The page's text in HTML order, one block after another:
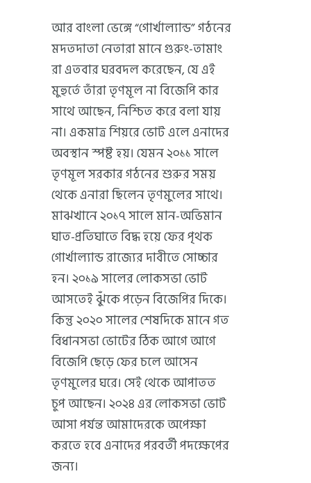
আর বাংলা ভেঙ্গে “গোর্খাল্যান্ড” গঠনের
মদতদাতা নেতারা মানে গুরুং-তামাং
রা এতবার ঘরবদল করেছেন, যে এই
মুহুর্তে তাঁরা তৃণমূল না বিজেপি কার
সাথে আছেন, নিশ্চিত করে বলা যায়
না। একমাত্র শিয়রে ভোট এলে এনাদের
অবস্থান স্পষ্ট হয়। যেমন ২০১১ সালে
তৃণমূল সরকার গঠনের শুরুর সময়
থেকে এনারা ছিলেন তৃণমুলের সাথে।
মাঝখানে ২০১৭ সালে মান-অভিমান
ঘাত-প্রতিঘাতে বিদ্ধ হয়ে ফের পৃথক
গোর্খাল্যান্ড রাজ্যের দাবীতে সোচ্চার
হন। ২০১৯ সালের লোকসভা ভোট
আসতেই ঝুঁকে পড়েন বিজেপির দিকে।
কিন্তু ২০২০ সালের শেষদিকে মানে গত
বিধানসভা ভোটের ঠিক আগে আগে
বিজেপি ছেড়ে ফের চলে আসেন
তৃণমুলের ঘরে। সেই থেকে আপাতত
চুপ আছেন। ২০২৪ এর লোকসভা ভোট
আসা পর্যন্ত আমাদেরকে অপেক্ষা
করতে হবে এনাদের পরবর্তী পদক্ষেপের
জন্য।